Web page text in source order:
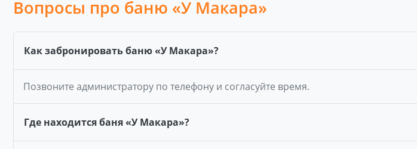
Вопросы про баню «У Макара»
Как забронировать баню «У Макара»?
Позвоните администратору по телефону и согласуйте время.
Где находится баня «У Макара»?